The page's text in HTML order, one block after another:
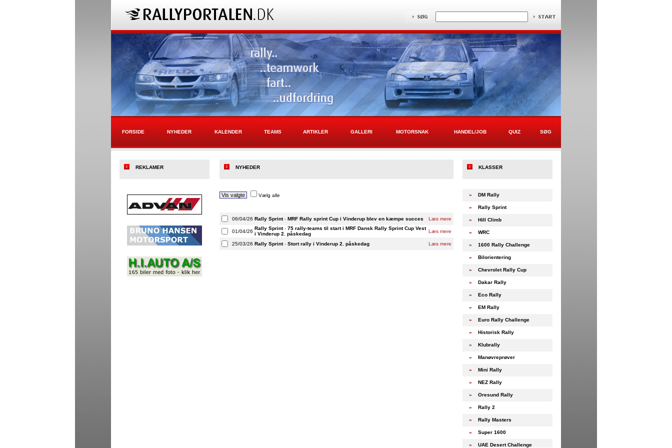
FORSIDE NYHEDER KALENDER TEAMS ARTIKLER GALLERI MOTORSNAK HANDEL/JOB QUIZ SØG
NYHEDER
Vælg alle
06/04/26 Rally Sprint- MRF Rally sprint Cup i Vinderup blev en kæmpe succes Læs mere
01/04/26
Rally Sprint- 75 rally-teams til start i MRF Dansk Rally Sprint Cup Vest
i Vinderup 2. påskedag
Læs mere
25/03/26 Rally Sprint- Stort rally i Vinderup 2. påskedag Læs mere
KLASSER
» DM Rally
» Rally Sprint
» Hill Climb
» WRC
» 1600 Rally Challenge
» Bilorientering
» Chevrolet Rally Cup
» Dakar Rally
» Eco Rally
» EM Rally
» Euro Rally Challenge
» Historisk Rally
» Klubrally
» Manøvreprøver
» Mini Rally
» NEZ Rally
» Oresund Rally
» Rally 2
» Rally Masters
» Super 1600
» UAE Desert Challenge
REKLAMER